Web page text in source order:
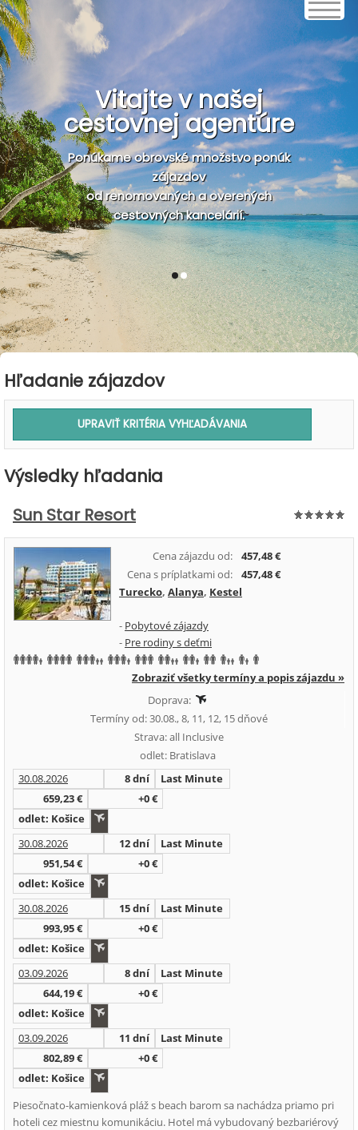
Vitajte v našej
cestovnej agentúre
Ponúkame obrovské množstvo ponúk
zájazdov
od renomovaných a overených
cestovných kancelárií.
1 2
Hľadanie zájazdov
Výsledky hľadania
Sun Star Resort
Cena zájazdu od:
457,48 €
Cena s príplatkami od:
457,48 €
Turecko, Alanya, Kestel
- Pobytové zájazdy
- Pre rodiny s deťmi
Zobraziť všetky termíny a popis zájazdu »
Doprava:
Termíny od: 30.08., 8, 11, 12, 15 dňové
Strava: all Inclusive
odlet: Bratislava
30.08.2026
8 dní
Last Minute
659,23 €
+0 €
odlet: Košice
30.08.2026
12 dní
Last Minute
951,54 €
+0 €
odlet: Košice
30.08.2026
15 dní
Last Minute
993,95 €
+0 €
odlet: Košice
03.09.2026
8 dní
Last Minute
644,19 €
+0 €
odlet: Košice
03.09.2026
11 dní
Last Minute
802,89 €
+0 €
odlet: Košice
Piesočnato-kamienková pláž s beach barom sa nachádza priamo pri
hoteli cez miestnu komunikáciu. Hotel má vybudovaný bezbariérový